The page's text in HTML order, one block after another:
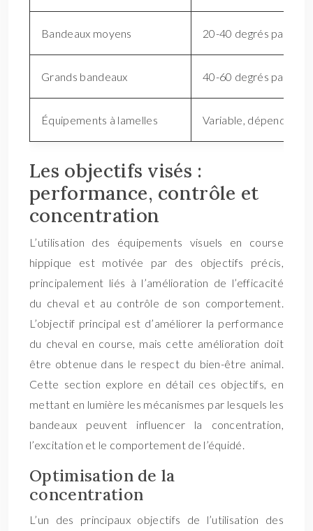
Bandeaux moyens 20-40 degrés par œil
Grands bandeaux 40-60 degrés par œil
Équipements à lamelles Variable, dépend du
Les objectifs visés :
performance, contrôle et
concentration
L’utilisation des équipements visuels en course
hippique est motivée par des objectifs précis,
principalement liés à l’amélioration de l’efficacité
du cheval et au contrôle de son comportement.
L’objectif principal est d’améliorer la performance
du cheval en course, mais cette amélioration doit
être obtenue dans le respect du bien-être animal.
Cette section explore en détail ces objectifs, en
mettant en lumière les mécanismes par lesquels les
bandeaux peuvent influencer la concentration,
l’excitation et le comportement de l’équidé.
Optimisation de la
concentration
L’un des principaux objectifs de l’utilisation des